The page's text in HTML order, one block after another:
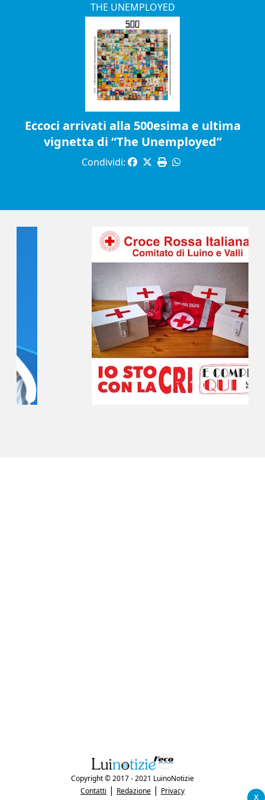
THE UNEMPLOYED
Eccoci arrivati alla 500esima e ultima
vignetta di “The Unemployed”
Condividi:
x
Copyright © 2017 - 2021 LuinoNotizie
Contatti | Redazione | Privacy